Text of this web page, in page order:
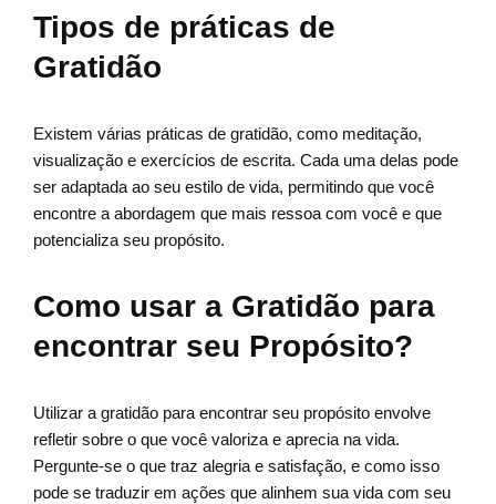
Tipos de práticas de
Gratidão
Existem várias práticas de gratidão, como meditação,
visualização e exercícios de escrita. Cada uma delas pode
ser adaptada ao seu estilo de vida, permitindo que você
encontre a abordagem que mais ressoa com você e que
potencializa seu propósito.
Como usar a Gratidão para
encontrar seu Propósito?
Utilizar a gratidão para encontrar seu propósito envolve
refletir sobre o que você valoriza e aprecia na vida.
Pergunte-se o que traz alegria e satisfação, e como isso
pode se traduzir em ações que alinhem sua vida com seu